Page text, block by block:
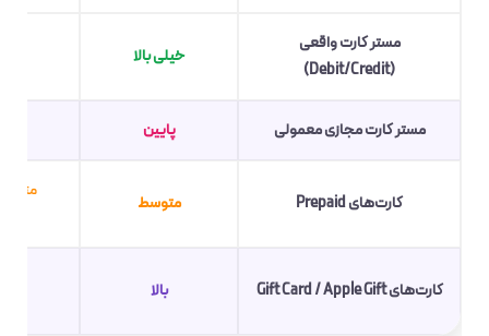
مستر کارت واقعی
(Debit/Credit)
خیلی بالا
مستر کارت مجازی معمولی پایین
کارت‌های Prepaid متوسط
کارت‌های Gift Card / Apple Gift بالا